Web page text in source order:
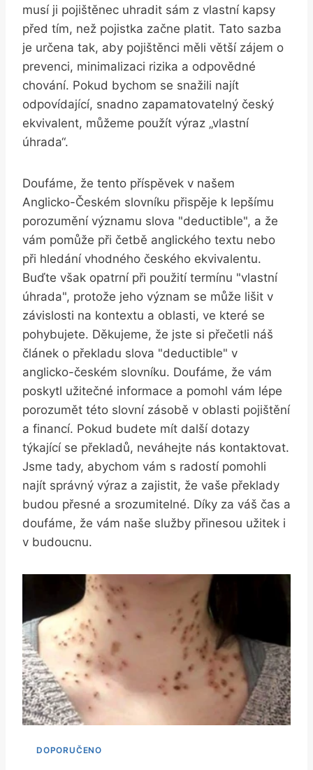
musí ji pojištěnec uhradit sám z vlastní kapsy
před tím, než pojistka začne platit. Tato sazba
je určena tak, aby pojištěnci měli větší zájem o
prevenci, minimalizaci rizika a odpovědné
chování. Pokud bychom se snažili najít
odpovídající, snadno zapamatovatelný český
ekvivalent, můžeme použít výraz „vlastní
úhrada“.
Doufáme, že tento příspěvek v našem
Anglicko-Českém slovníku přispěje k lepšímu
porozumění významu slova "deductible", a že
vám pomůže při četbě anglického textu nebo
při hledání vhodného českého ekvivalentu.
Buďte však opatrní při použití termínu "vlastní
úhrada", protože jeho význam se může lišit v
závislosti na kontextu a oblasti, ve které se
pohybujete. Děkujeme, že jste si přečetli náš
článek o překladu slova "deductible" v
anglicko-českém slovníku. Doufáme, že vám
poskytl užitečné informace a pomohl vám lépe
porozumět této slovní zásobě v oblasti pojištění
a financí. Pokud budete mít další dotazy
týkající se překladů, neváhejte nás kontaktovat.
Jsme tady, abychom vám s radostí pomohli
najít správný výraz a zajistit, že vaše překlady
budou přesné a srozumitelné. Díky za váš čas a
doufáme, že vám naše služby přinesou užitek i
v budoucnu.